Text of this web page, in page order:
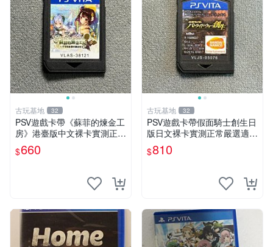
古玩基地 32
PSV遊戲卡帶《蘇菲的煉金工
房》港臺版中文裸卡實測正常
嚴選直銷僅售不退不換單次2
張起享優惠 煉金工房 游戲卡
$660
古玩基地 32
PSV遊戲卡帶假面騎士創生日
版日文裸卡實測正常嚴選適合
收藏2張起享優惠 假面騎士
創生 PSV 卡帶
$810